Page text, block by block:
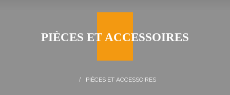
PIÈCES ET ACCESSOIRES
PIÈCES ET ACCESSOIRES